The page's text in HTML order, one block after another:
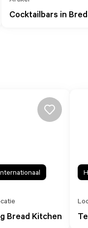
Cocktailbars in
Bread Kitchen